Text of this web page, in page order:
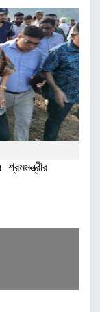
শ্রমমন্ত্রীর